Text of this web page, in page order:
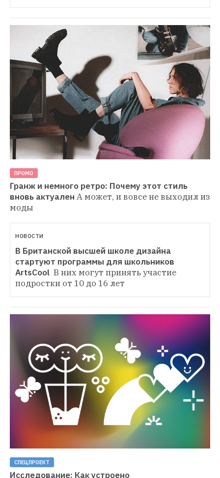
ПРОМО
Гранж и немного ретро: Почему этот стиль
вновь актуален А может, и вовсе не выходил из
моды
НОВОСТИ
В Британской высшей школе дизайна
стартуют программы для школьников
ArtsCool В них могут принять участие
подростки от 10 до 16 лет
СПЕЦПРОЕКТ
Исследование: Как устроено